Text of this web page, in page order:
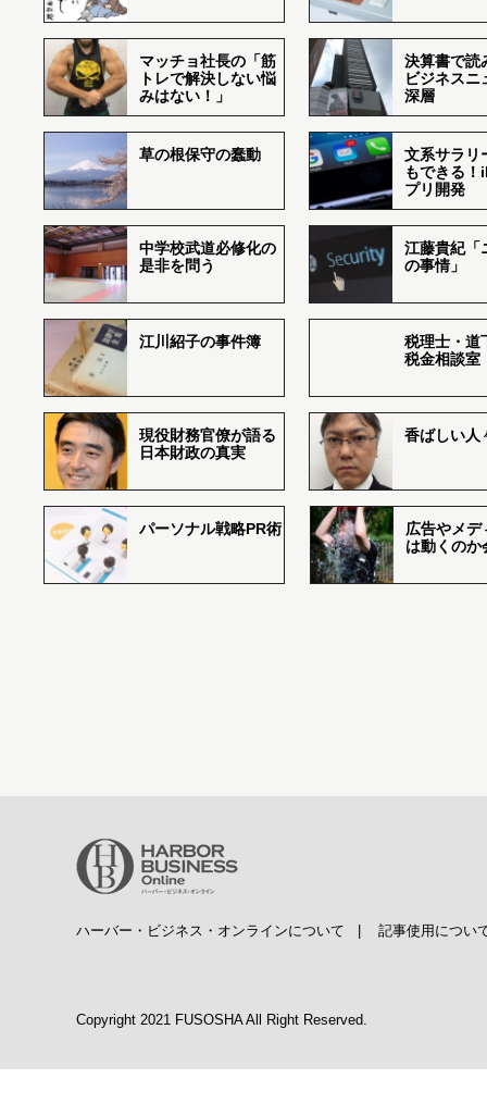
マッチョ社長の「筋
トレで解決しない悩
みはない！」
決算書で読
ビジネスニ
深層
草の根保守の蠢動
文系サラリ
もできる
プリ開発
中学校武道必修化の
是非を問う
江藤貴紀「
の事情」
江川紹子の事件簿
税理士・道
税金相談室
現役財務官僚が語る
日本財政の真実
香ばしい
パーソナル戦略PR術
広告やメデ
は動くのか
ハーバー・ビジネス・オンラインについて 記事使用につい
Copyright 2021 FUSOSHA All Right Reserved.